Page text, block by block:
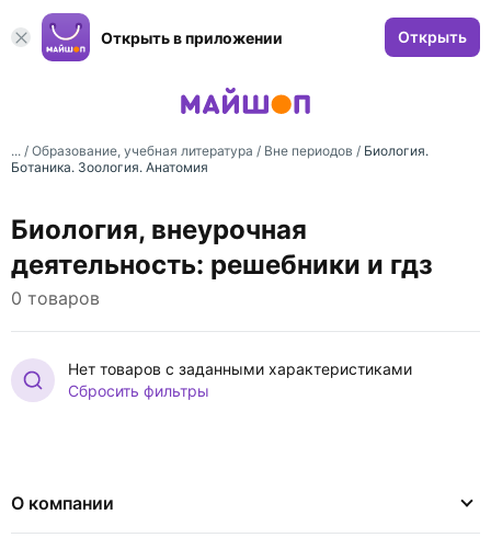
Открыть в приложении Открыть
... / Образование, учебная литература / Вне периодов / Биология.
Ботаника. Зоология. Анатомия
Биология, внеурочная
деятельность: решебники и гдз
0 товаров
Нет товаров с заданными характеристиками
Сбросить фильтры
О компании